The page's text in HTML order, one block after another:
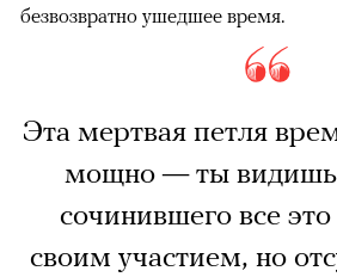
безвозвратно ушедшее время.
Эта мертвая петля
мощно — ты видишь
сочинившего все это
своим участием, но